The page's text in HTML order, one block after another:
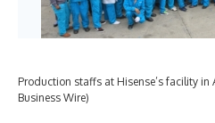
Production staffs at Hisense’s facility in
Business Wire)